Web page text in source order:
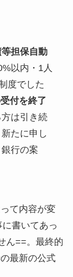
等担保自動
以内・1人
度でした
付を終了
は引き続
たに申し
行の案
て内容が変
書いてあっ
ん==。最終的
最新の公式